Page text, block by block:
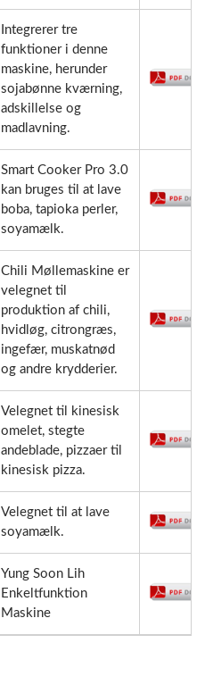
Integrerer tre
funktioner i denne
maskine, herunder
sojabønne kværning,
adskillelse og
madlavning.
Smart Cooker Pro 3.0
kan bruges til at lave
boba, tapioka perler,
soyamælk.
Chili Møllemaskine er
velegnet til
produktion af chili,
hvidløg, citrongræs,
ingefær, muskatnød
og andre krydderier.
Velegnet til kinesisk
omelet, stegte
andeblade, pizzaer til
kinesisk pizza.
Velegnet til at lave
soyamælk.
Yung Soon Lih
Enkeltfunktion
Maskine